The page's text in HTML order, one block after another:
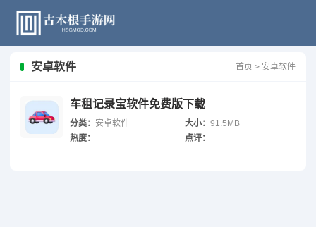
安卓软件 首页 > 安卓软件
车租记录宝软件免费版下载
分类： 安卓软件 大小：91.5MB
热度：
点评：